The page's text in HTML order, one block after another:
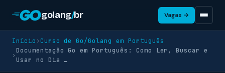
golang/br Vagas →
Início › Curso de Go/Golang em Português
›
Documentação Go em Português: Como Ler, Buscar e
Usar no Dia …